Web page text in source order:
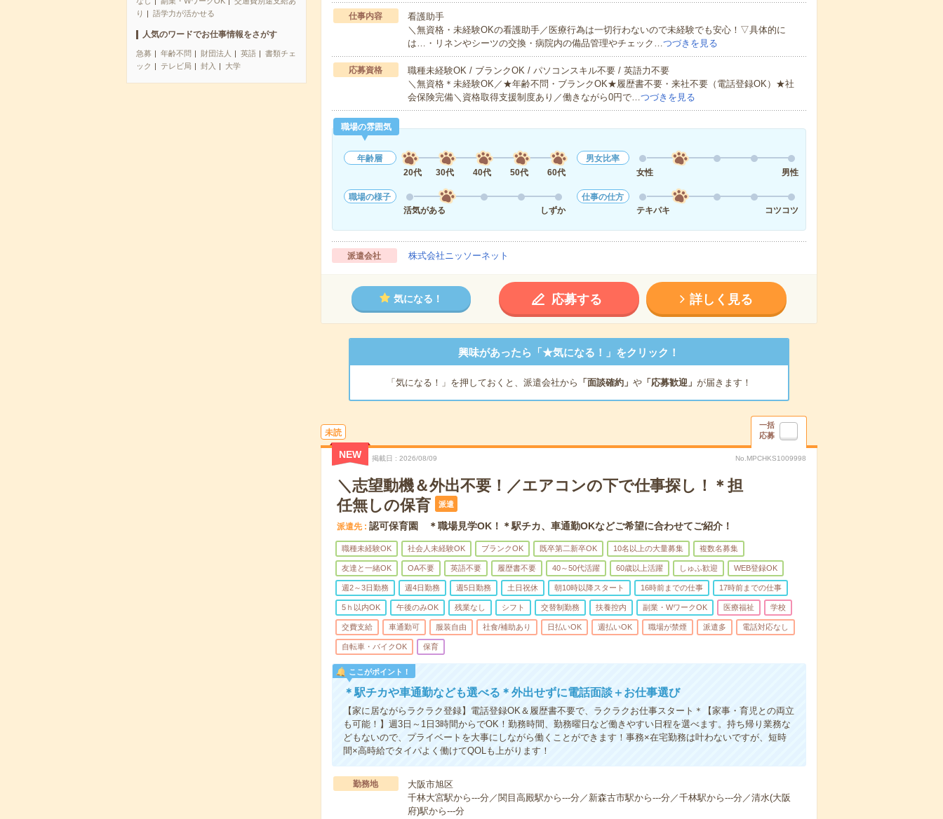
り
語学力が活かせる
人気のワードでお仕事情報をさがす
急募 年齢不問 財団法人 英語
書類チェ
ック
テレビ局 封入 大学
仕事内容
看護助手
＼無資格・未経験OKの看護助手／医療行為は一切行わないので未経験でも安心！▽具体的に
は…・リネンやシーツの交換・病院内の備品管理やチェック…つづきを見る
応募資格
職種未経験OK / ブランクOK / パソコンスキル不要 / 英語力不要
＼無資格＊未経験OK／★年齢不問・ブランクOK★履歴書不要・来社不要（電話登録OK）★社
会保険完備＼資格取得支援制度あり／働きながら0円で…つづきを見る
職場の雰囲気
年齢層
20代
30代 40代 50代 60代
男女比率
女性
男性
職場の様子
活気がある
しずか
仕事の仕方
テキパキ
コツコツ
派遣会社 株式会社ニッソーネット
気になる！ 応募する 詳しく見る
興味があったら「★気になる！」をクリック！
「気になる！」を押しておくと、派遣会社から 「面談確約」 や「応募歓迎」 が届きます！
未読
一括
応募
NEW 掲載日 2026/08/09 No.MPCHKS1009998
＼志望動機＆外出不要！／エアコンの下で仕事探し！＊担
任無しの保育
派遣
派遣先 認可保育園 ＊職場見学OK！＊駅チカ、車通勤OKなどご希望に合わせてご紹介！
職種未経験OK 社会人未経験OK ブランクOK 既卒第二新卒OK 10名以上の大量募集 複数名募集
友達と一緒OK OA不要 英語不要 履歴書不要 40～50代活躍 60歳以上活躍 しゅふ歓迎 WEB登録OK
週2～3日勤務 週4日勤務 週5日勤務 土日祝休 朝10時以降スタート 16時前までの仕事 17時前までの仕事
5ｈ以内OK 午後のみOK 残業なし シフト 交替制勤務 扶養控内 副業・WワークOK 医療福祉 学校
交費支給 車通勤可 服装自由 社食/補助あり 日払いOK 週払いOK 職場が禁煙 派遣多 電話対応なし
自転車・バイクOK 保育
ここがポイント！
＊駅チカや車通勤なども選べる＊外出せずに電話面談＋お仕事選び
【家に居ながらラクラク登録】電話登録OK＆履歴書不要で、ラクラクお仕事スタート＊【家事・育児との両立
も可能！】週3日～1日3時間からでOK！勤務時間、勤務曜日など働きやすい日程を選べます。持ち帰り業務な
どもないので、プライベートを大事にしながら働くことができます！事務×在宅勤務は叶わないですが、短時
間×高時給でタイパよく働けてQOLも上がります！
勤務地
大阪市旭区
千林大宮駅から---分／関目高殿駅から---分／新森古市駅から---分／千林駅から---分／清水(大阪
府)駅から---分